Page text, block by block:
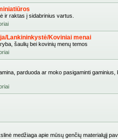
ir raktas į sidabrinius vartus.
Lankininkystė/Koviniai menai
šaulių bei kovinių menų temos
parduoda ar moko pasigaminti
medžiaga apie mūsų genčių materialųjį